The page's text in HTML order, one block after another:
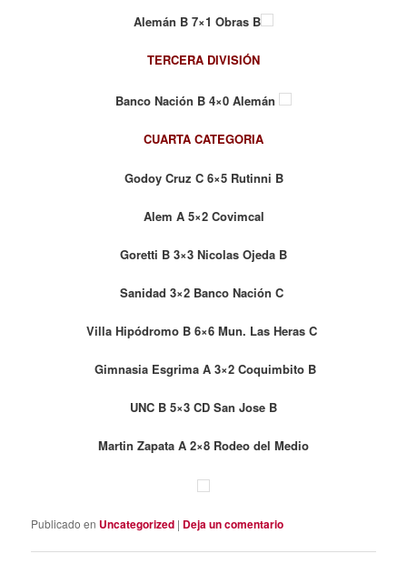
Alemán B 7×1 Obras B
TERCERA DIVISIÓN
Banco Nación B 4×0 Alemán
CUARTA CATEGORIA
Godoy Cruz C 6×5 Rutinni B
Alem A 5×2 Covimcal
Goretti B 3×3 Nicolas Ojeda B
Sanidad 3×2 Banco Nación C
Villa Hipódromo B 6×6 Mun. Las Heras C
Gimnasia Esgrima A 3×2 Coquimbito B
UNC B 5×3 CD San Jose B
Martin Zapata A 2×8 Rodeo del Medio
Publicado en Uncategorized | Deja un comentario